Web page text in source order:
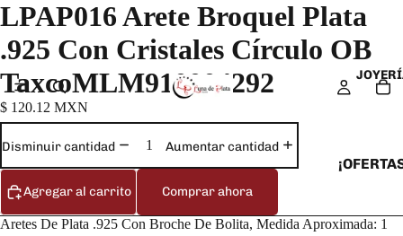
ARETES
LPAP016 Arete Broquel Plata
.925 Con Cristales Círculo OB
TaxcoMLM910004292
$ 120.12 MXN
Disminuir cantidad Aumentar cantidad
Agregar al carrito Comprar ahora
Aretes De Plata .925 Con Broche De Bolita, Medida Aproximada: 1